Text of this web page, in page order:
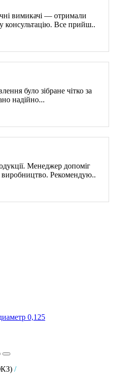
вимикачі — отримали
консультацію. Все прийш..
було зібране чітко за
надійно...
Менеджер допоміг
виробництво. Рекомендую..
0,125
/